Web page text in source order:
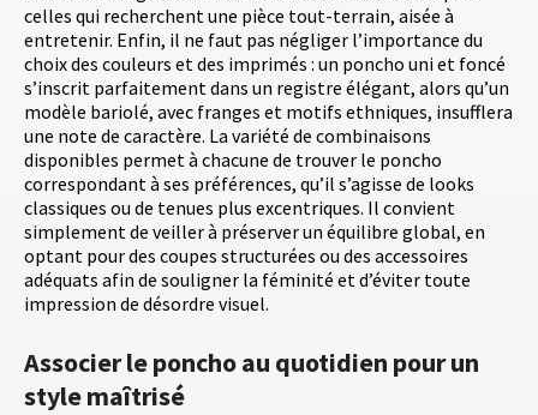
celles qui recherchent une pièce tout-terrain, aisée à
entretenir. Enfin, il ne faut pas négliger l’importance du
choix des couleurs et des imprimés : un poncho uni et foncé
s’inscrit parfaitement dans un registre élégant, alors qu’un
modèle bariolé, avec franges et motifs ethniques, insufflera
une note de caractère. La variété de combinaisons
disponibles permet à chacune de trouver le poncho
correspondant à ses préférences, qu’il s’agisse de looks
classiques ou de tenues plus excentriques. Il convient
simplement de veiller à préserver un équilibre global, en
optant pour des coupes structurées ou des accessoires
adéquats afin de souligner la féminité et d’éviter toute
impression de désordre visuel.
Associer le poncho au quotidien pour un
style maîtrisé